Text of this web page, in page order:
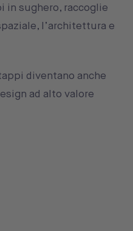
in sughero, raccoglie
l’architettura e
diventano anche
ad alto valore